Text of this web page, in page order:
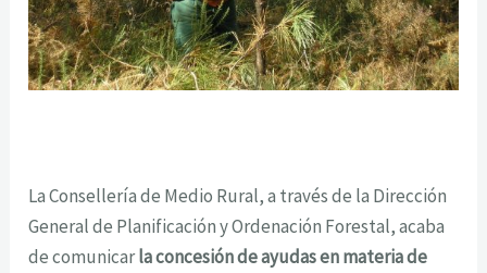
La Consellería de Medio Rural, a través de la Dirección
General de Planificación y Ordenación Forestal, acaba
de comunicarla concesión de ayudas en materia de